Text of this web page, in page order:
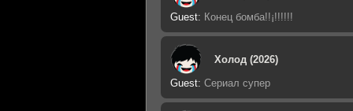
Guest: Конец бомба!!¡!!!!!!
Холод (2026)
Guest: Сериал супер